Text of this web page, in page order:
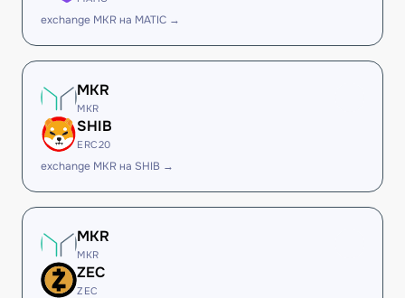
exchange MKR на MATIC →
MKR
MKR
SHIB
ERC20
exchange MKR на SHIB →
MKR
MKR
ZEC
ZEC